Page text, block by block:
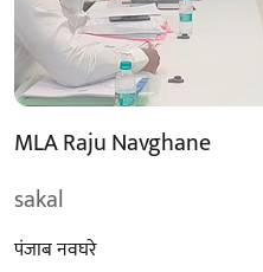
MLA Raju Navghane
sakal
पंजाब नवघरे